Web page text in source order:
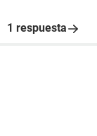
1 respuesta